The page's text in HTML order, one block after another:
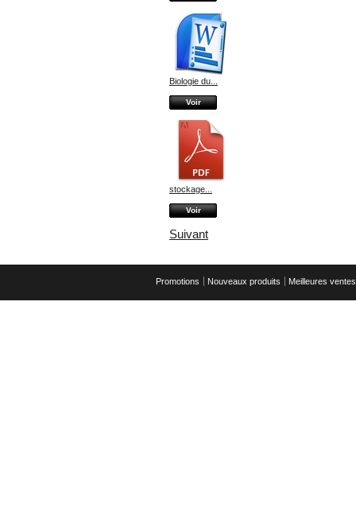
Biologie du...
Voir
stockage...
Voir
Suivant
Promotions Nouveaux produits Meilleures ventes